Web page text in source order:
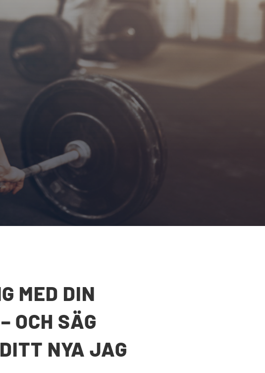
MED DIN
OCH SÄG
NYA JAG